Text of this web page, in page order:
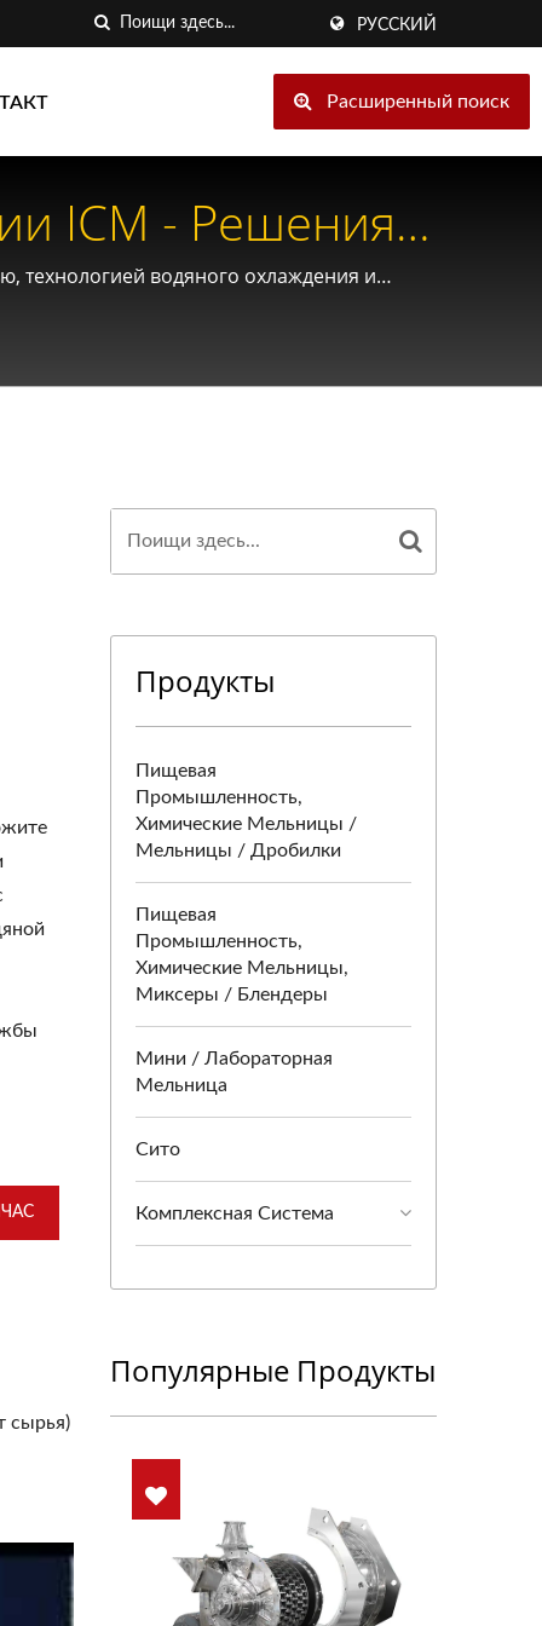
РУССКИЙ
Расширенный поиск
ICM - Решения
И Пищевой
технологией водяного охлаждения и
сырья)
Продукты
Пищевая
Промышленность,
Химические Мельницы /
Мельницы / Дробилки
Пищевая
Промышленность,
Химические Мельницы,
Миксеры / Блендеры
Мини / Лабораторная
Мельница
Сито
Комплексная Система
Популярные Продукты